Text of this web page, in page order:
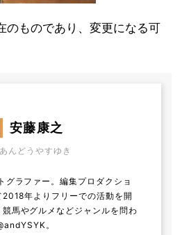
のものであり、変更になる可
安藤康之
あんどうやすゆき
グラファー。編集プロダクショ
年よりフリーでの活動を開
馬やグルメなどジャンルを問わ
。